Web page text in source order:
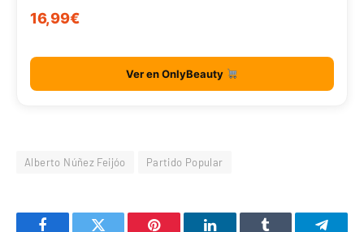
16,99€
Ver en OnlyBeauty
Alberto Núñez Feijóo Partido Popular